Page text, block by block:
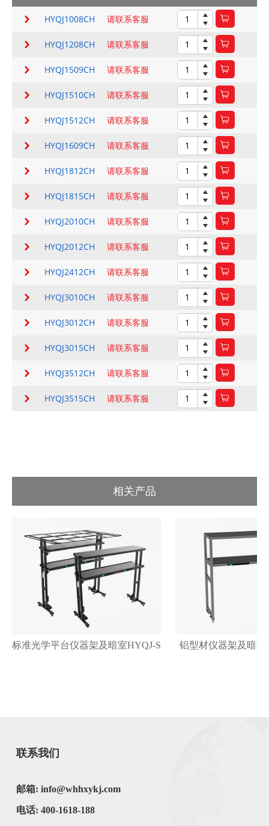
HYQJ1008CH 请联系客服
HYQJ1208CH 请联系客服
HYQJ1509CH 请联系客服
HYQJ1510CH 请联系客服
HYQJ1512CH 请联系客服
HYQJ1609CH 请联系客服
HYQJ1812CH 请联系客服
HYQJ1815CH 请联系客服
HYQJ2010CH 请联系客服
HYQJ2012CH 请联系客服
HYQJ2412CH 请联系客服
HYQJ3010CH 请联系客服
HYQJ3012CH 请联系客服
HYQJ3015CH 请联系客服
HYQJ3512CH 请联系客服
HYQJ3515CH 请联系客服
相关产品
标准光学平台仪器架及暗室HYQJ-S系列铝型材仪器架及暗室
联系我们
邮箱: info@whhxykj.com
电话: 400-1618-188